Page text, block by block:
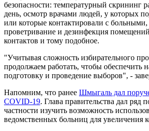
безопасности: температурный скрининг
день, осмотр врачами людей, у которых
или которые контактировали с больными,
проветривание и дезинфекция
контактов и тому подобное.
"Учитывая сложность избирательного
продолжаем работать, чтобы обеспечить
подготовку и проведение выборов", -
Напомним, что ранее Шмыгаль дал
COVID-19. Глава правительства дал ряд
частности изучить возможность
ведомственных больниц для увеличения